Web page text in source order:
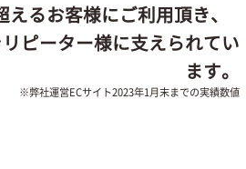
るお客様にご利用頂き、
ピーター様に支えられてい
ます。
※弊社運営ECサイト2023年1月末までの実績数値